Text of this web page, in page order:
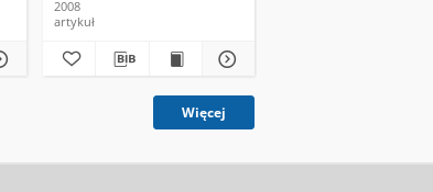
2008
artykuł
Więcej